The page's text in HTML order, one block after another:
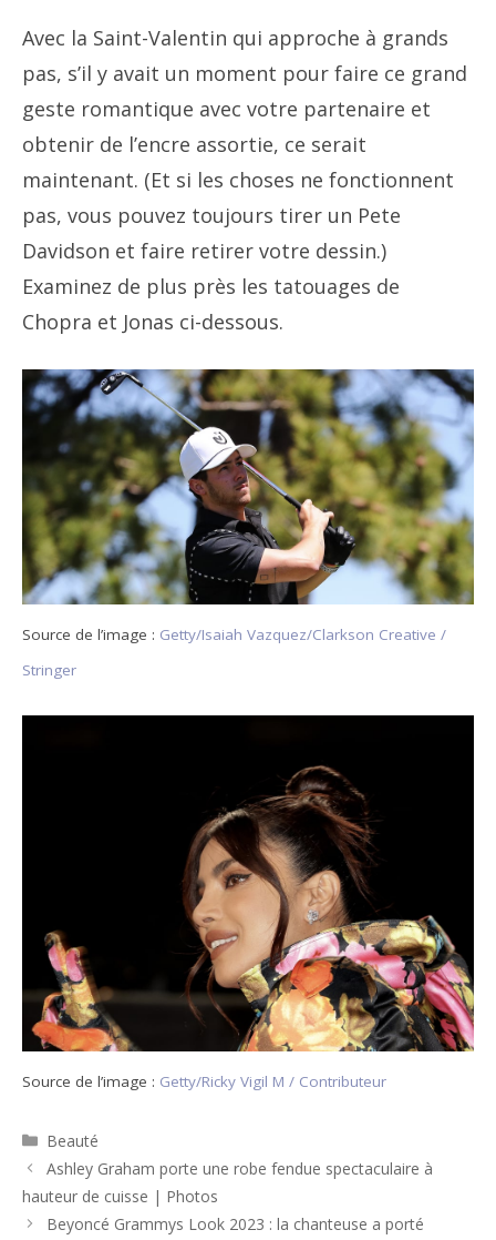
Avec la Saint-Valentin qui approche à grands
pas, s’il y avait un moment pour faire ce grand
geste romantique avec votre partenaire et
obtenir de l’encre assortie, ce serait
maintenant. (Et si les choses ne fonctionnent
pas, vous pouvez toujours tirer un Pete
Davidson et faire retirer votre dessin.)
Examinez de plus près les tatouages ​​​​de
Chopra et Jonas ci-dessous.
Source de l’image : Getty/Isaiah Vazquez/Clarkson Creative /
Stringer
Source de l’image : Getty/Ricky Vigil M / Contributeur
Catégories
Beauté
Navigation
des
Ashley Graham porte une robe fendue spectaculaire à
hauteur de cuisse | Photos
Beyoncé Grammys Look 2023 : la chanteuse a porté